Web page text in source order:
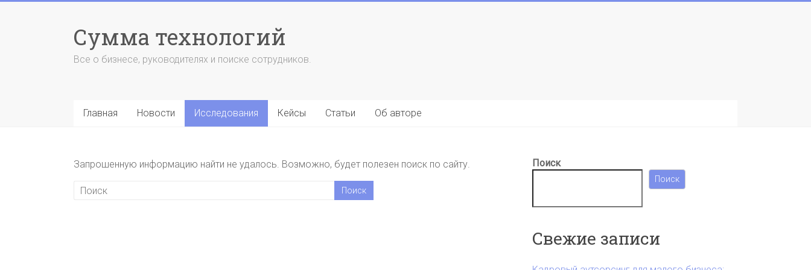
Сумма технологий
Все о бизнесе, руководителях и поиске сотрудников.
Главная Новости Исследования Кейсы Статьи Об авторе
Запрошенную информацию найти не удалось. Возможно, будет полезен поиск по сайту. Поиск
Поиск
Свежие записи